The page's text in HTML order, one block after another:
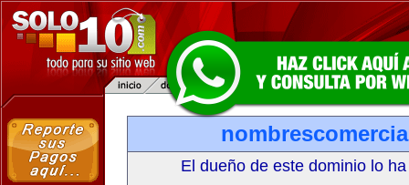
El dueño de este dominio lo